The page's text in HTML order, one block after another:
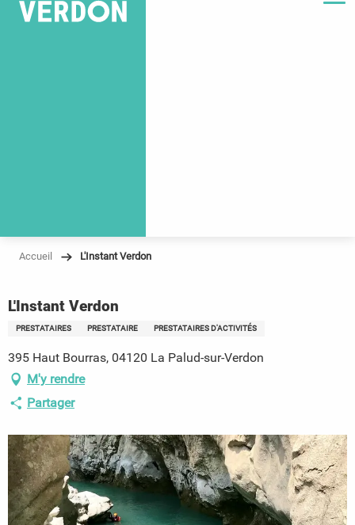
Accueil L'Instant Verdon
L'Instant Verdon
PRESTATAIRES PRESTATAIRE PRESTATAIRES D'ACTIVITÉS
395 Haut Bourras, 04120 La Palud-sur-Verdon
M'y rendre
Partager